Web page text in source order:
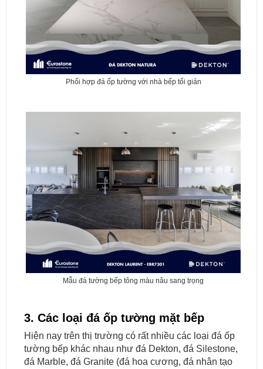
Phối hợp đá ốp tường với nhà bếp tối giản
Mẫu đá tường bếp tông màu nâu sang trọng
3. Các loại đá ốp tường mặt bếp
Hiện nay trên thị trường có rất nhiều các loại đá ốp
tường bếp khác nhau như đá Dekton, đá Silestone,
đá Marble, đá Granite (đá hoa cương, đá nhân tạo